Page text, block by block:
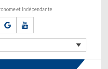
et indépendante